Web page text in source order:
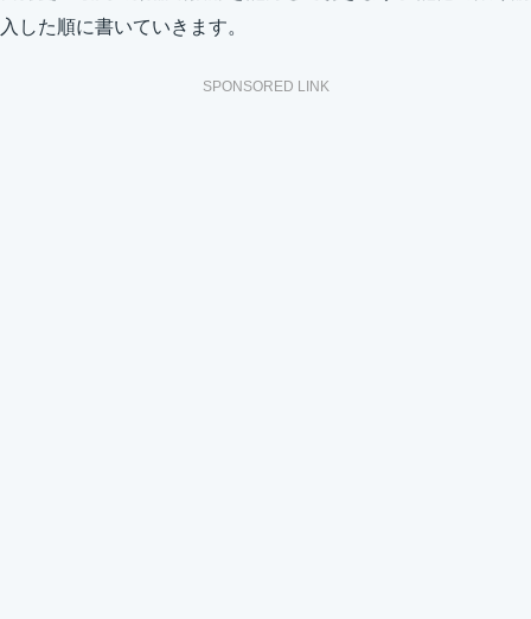
入した順に書いていきます。
SPONSORED LINK